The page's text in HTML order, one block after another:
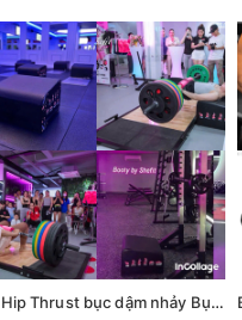
Bục Hip Thrust bục dậm nhảy Bục nhảy Aerobic Bục gỗ bật nhảy Ironwod Wooden Plyometric Box